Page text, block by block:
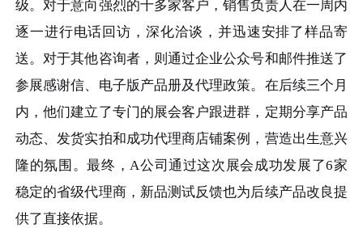
级。对于意向强烈的十多家客户，销售负责人在一周内
逐一进行电话回访，深化洽谈，并迅速安排了样品寄
送。对于其他咨询者，则通过企业公众号和邮件推送了
参展感谢信、电子版产品册及代理政策。在后续三个月
内，他们建立了专门的展会客户跟进群，定期分享产品
动态、发货实拍和成功代理商店铺案例，营造出生意兴
隆的氛围。最终，A公司通过这次展会成功发展了6家
稳定的省级代理商，新品测试反馈也为后续产品改良提
供了直接依据。